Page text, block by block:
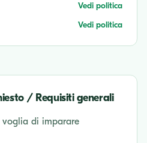
Vedi politica
Vedi politica
/ Requisiti generali
voglia di imparare